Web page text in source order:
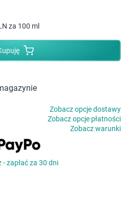
za 100 ml
Zobacz opcje dostawy
Zobacz opcje płatności
Zobacz warunki
- zapłać za 30 dni